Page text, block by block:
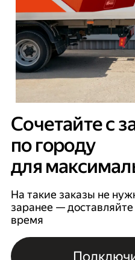
Сочетайте с
по городу
для
На такие заказы не
заранее —
время